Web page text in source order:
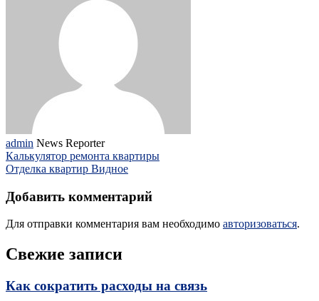
admin News Reporter
Калькулятор ремонта квартиры
Отделка квартир Видное
Добавить комментарий
Для отправки комментария вам необходимо авторизоваться.
Свежие записи
Как сократить расходы на связь